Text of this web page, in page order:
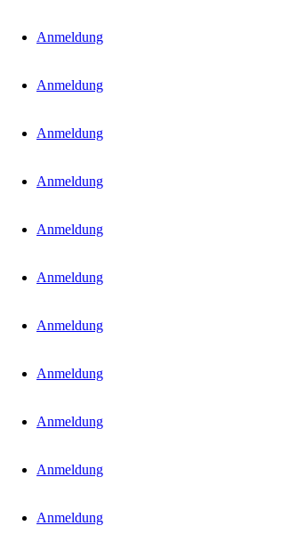
Anmeldung
Anmeldung
Anmeldung
Anmeldung
Anmeldung
Anmeldung
Anmeldung
Anmeldung
Anmeldung
Anmeldung
Anmeldung